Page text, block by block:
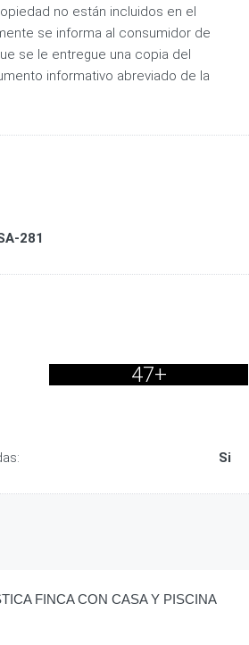
no están incluidos en el
se informa al consumidor de
se le entregue una copia del
informativo abreviado de la
281
47+
Si
FINCA CON CASA Y PISCINA